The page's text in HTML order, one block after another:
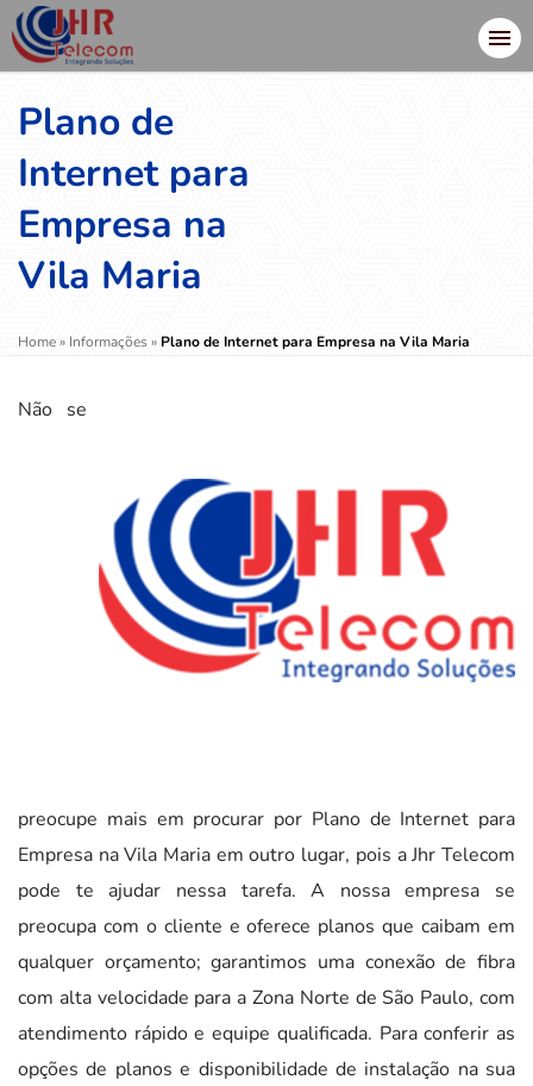
Plano de
Internet para
Empresa na
Vila Maria
Home» Informações» Plano de Internet para Empresa na Vila Maria
Não se
preocupe mais em procurar por Plano de Internet para
Empresa na Vila Maria em outro lugar, pois a Jhr Telecom
pode te ajudar nessa tarefa. A nossa empresa se
preocupa com o cliente e oferece planos que caibam em
qualquer orçamento; garantimos uma conexão de fibra
com alta velocidade para a Zona Norte de São Paulo, com
atendimento rápido e equipe qualificada. Para conferir as
opções de planos e disponibilidade de instalação na sua